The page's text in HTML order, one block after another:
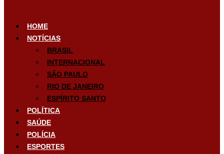
HOME
NOTÍCIAS
BRASIL
INTERNACIONAL
SÃO PAULO
RIO DE JANEIRO
ESPÍRITO SANTO
POLÍTICA
SAÚDE
POLÍCIA
ESPORTES